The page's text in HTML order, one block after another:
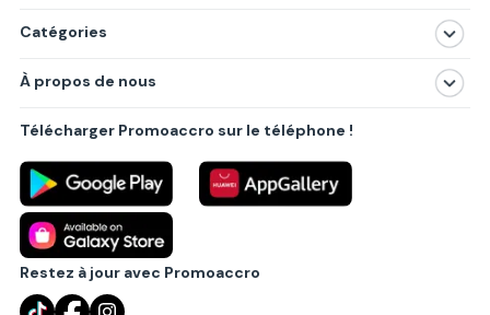
Catégories
Produits
Villes principales
À propos de nous
Politique de confidentialité
Règlements
Partenariat B2B
Blog
Contact
Télécharger Promoaccro sur le téléphone !
Restez à jour avec Promoaccro